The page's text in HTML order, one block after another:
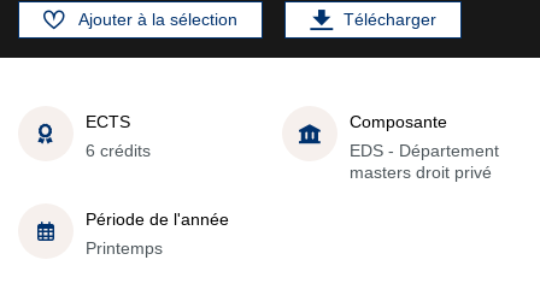
Ajouter à la sélection Télécharger
ECTS
6 crédits
Composante
EDS - Département
masters droit privé
Période de l'année
Printemps